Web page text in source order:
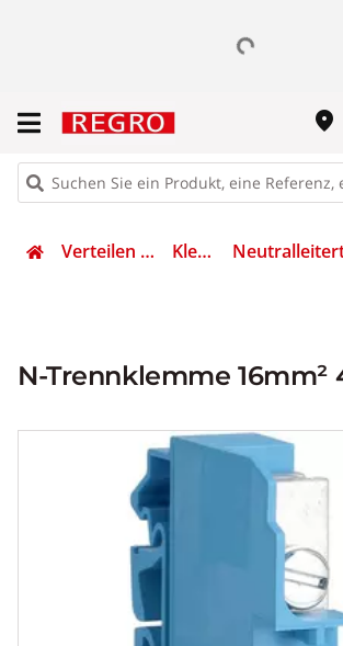
place
Verteilen & Sichern Klemmen
N-Trennklemme 16mm²